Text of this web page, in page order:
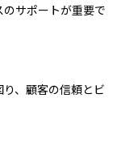
サポートが重要で
、顧客の信頼とビ